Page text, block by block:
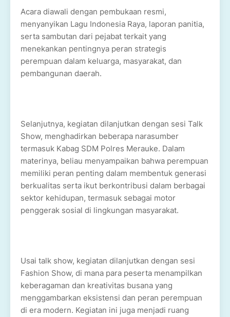
Acara diawali dengan pembukaan resmi,
menyanyikan Lagu Indonesia Raya, laporan panitia,
serta sambutan dari pejabat terkait yang
menekankan pentingnya peran strategis
perempuan dalam keluarga, masyarakat, dan
pembangunan daerah.
Selanjutnya, kegiatan dilanjutkan dengan sesi Talk
Show, menghadirkan beberapa narasumber
termasuk Kabag SDM Polres Merauke. Dalam
materinya, beliau menyampaikan bahwa perempuan
memiliki peran penting dalam membentuk generasi
berkualitas serta ikut berkontribusi dalam berbagai
sektor kehidupan, termasuk sebagai motor
penggerak sosial di lingkungan masyarakat.
Usai talk show, kegiatan dilanjutkan dengan sesi
Fashion Show, di mana para peserta menampilkan
keberagaman dan kreativitas busana yang
menggambarkan eksistensi dan peran perempuan
di era modern. Kegiatan ini juga menjadi ruang